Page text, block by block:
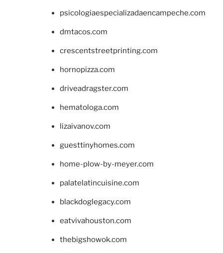
psicologiaespecializadaencampeche.com
dmtacos.com
crescentstreetprinting.com
hornopizza.com
driveadragster.com
hematologa.com
lizaivanov.com
guesttinyhomes.com
home-plow-by-meyer.com
palatelatincuisine.com
blackdoglegacy.com
eatvivahouston.com
thebigshowok.com